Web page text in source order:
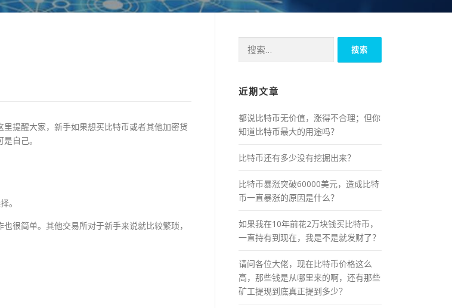
提醒大家，新手如果想买比特币或者其他加密货
自己。
。
很简单。其他交易所对于新手来说就比较繁琐，
索：
近期文章
都说比特币无价值，涨得不合理；但你
知道比特币最大的用途吗？
比特币还有多少没有挖掘出来？
比特币暴涨突破60000美元，造成比特
币一直暴涨的原因是什么？
如果我在10年前花2万块钱买比特币，
一直持有到现在，我是不是就发财了？
请问各位大佬，现在比特币价格这么
高，那些钱是从哪里来的啊，还有那些
矿工提现到底真正提到多少？